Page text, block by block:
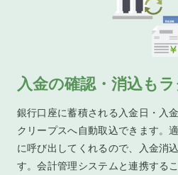
入金の確認・消込もラ
銀行口座に蓄積される入金日・入
クリープスへ自動取込できます。
に呼び出してくれるので、入金消
す。会計管理システムと連携する